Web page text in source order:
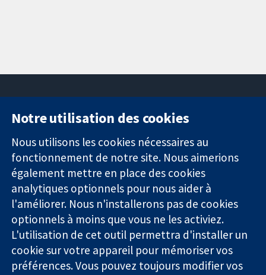
Des données
probantes.
Des décisions
éclairées.
Une meilleure
santé.
11-13 Cavendish
Square
Londres
W1G0AN
Royaume-Uni
nous
Actualités
presse
Qui sommes-
nous
Offres
d'emploi
Library
Notre utilisation des cookies
Nous utilisons les cookies nécessaires au
fonctionnement de notre site. Nous aimerions
également mettre en place des cookies
analytiques optionnels pour nous aider à
l'améliorer. Nous n'installerons pas de cookies
optionnels à moins que vous ne les activiez.
L'utilisation de cet outil permettra d'installer un
cookie sur votre appareil pour mémoriser vos
préférences. Vous pouvez toujours modifier vos